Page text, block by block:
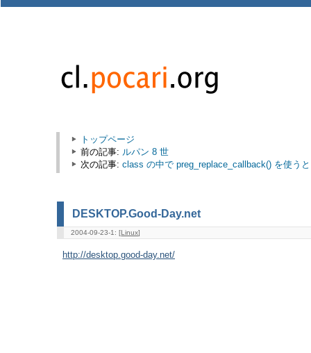
トップページ
前の記事: ルパン 8 世
次の記事: class の中で preg_replace_callback() を使う
DESKTOP.Good-Day.net
2004-09-23-1: [Linux]
http://desktop.good-day.net/